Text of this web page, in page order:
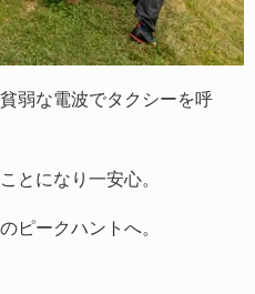
弱な電波でタクシーを呼
とになり一安心。
ピークハントへ。